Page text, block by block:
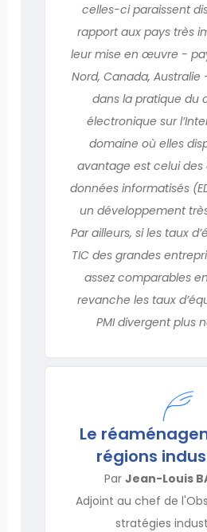
celles-ci paraissent
rapport aux pays très
leur mise en œuvre -
Nord, Canada,
dans la pratique du
électronique sur
domaine où elles
avantage est celui
données informatisés
un développement
Par ailleurs, si les taux
TIC des grandes
assez comparables
revanche les taux
PMI divergent plus
Le
régions
Par Jean-Louis
Adjoint au chef de
stratégies